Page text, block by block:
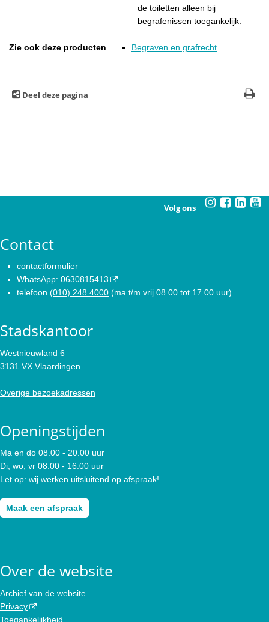
de toiletten alleen bij
begrafenissen toegankelijk.
Zie ook deze producten Begraven en grafrecht
Deel deze pagina
Volg ons
Contact
contactformulier
WhatsApp: 0630815413
telefoon (010) 248 4000 (ma t/m vrij 08.00 tot 17.00 uur)
Stadskantoor
Westnieuwland 6
3131 VX Vlaardingen
Overige bezoekadressen
Openingstijden
Ma en do 08.00 - 20.00 uur
Di, wo, vr 08.00 - 16.00 uur
Let op: wij werken uitsluitend op afspraak!
Maak een afspraak
Over de website
Archief van de website
Privacy
Toegankelijkheid